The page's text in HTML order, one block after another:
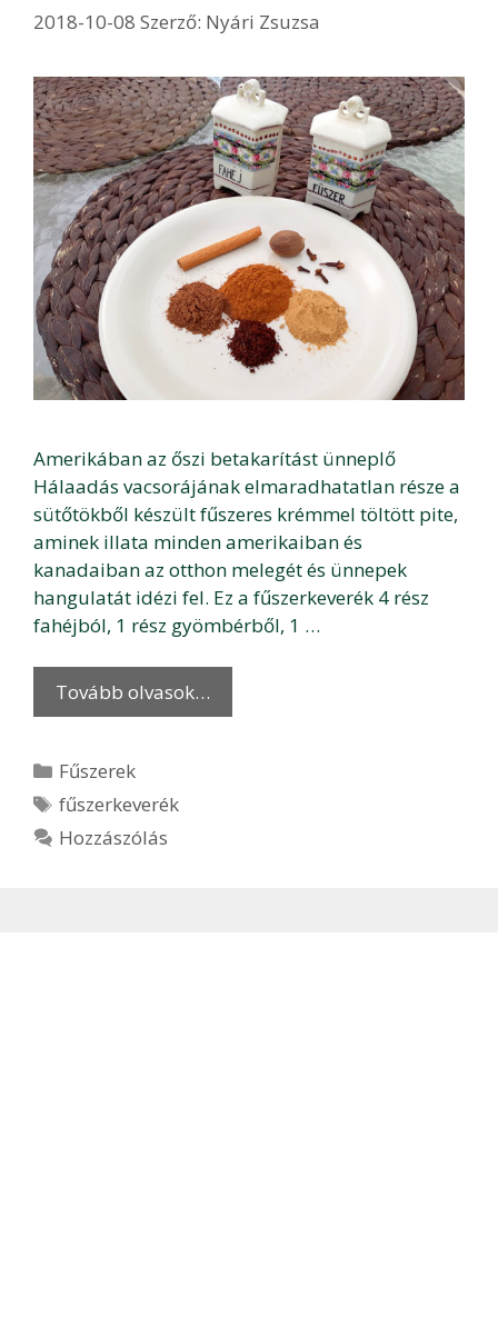
2018-10-08 Szerző: Nyári Zsuzsa
Amerikában az őszi betakarítást ünneplő
Hálaadás vacsorájának elmaradhatatlan része a
sütőtökből készült fűszeres krémmel töltött pite,
aminek illata minden amerikaiban és
kanadaiban az otthon melegét és ünnepek
hangulatát idézi fel. Ez a fűszerkeverék 4 rész
fahéjból, 1 rész gyömbérből, 1 …
Tovább olvasok…
Kategória
Fűszerek
Címkék
fűszerkeverék
Hozzászólás